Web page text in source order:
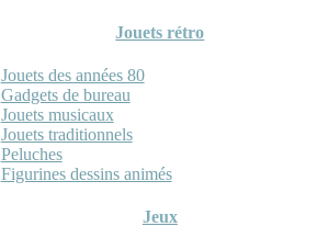
Jouets rétro
Jouets des années 80
Gadgets de bureau
Jouets musicaux
Jouets traditionnels
Peluches
Figurines dessins animés
Jeux